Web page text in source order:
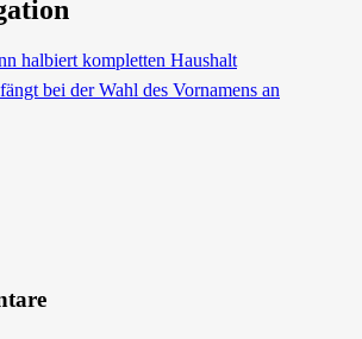
halbiert kompletten Haushalt
bei der Wahl des Vornamens an